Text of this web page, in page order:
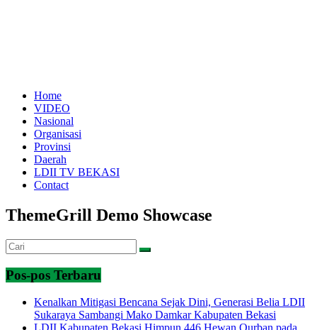
Home
VIDEO
Nasional
Organisasi
Provinsi
Daerah
LDII TV BEKASI
Contact
ThemeGrill Demo Showcase
Pos-pos Terbaru
Kenalkan Mitigasi Bencana Sejak Dini, Generasi Belia LDII
Sukaraya Sambangi Mako Damkar Kabupaten Bekasi